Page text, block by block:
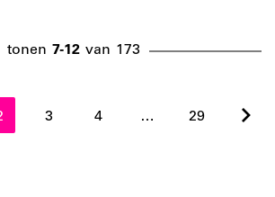
tonen 7-12 van 173
3 4 … 29